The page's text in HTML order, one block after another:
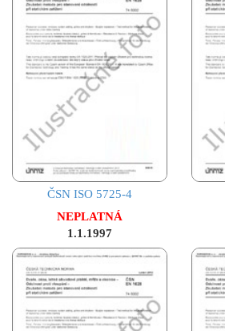
ČSN ISO 5725-4
NEPLATNÁ
1.1.1997